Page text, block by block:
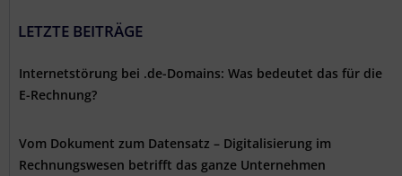
LETZTE BEITRÄGE
Internetstörung bei .de-Domains: Was bedeutet das für die
E-Rechnung?
Vom Dokument zum Datensatz – Digitalisierung im
Rechnungswesen betrifft das ganze Unternehmen